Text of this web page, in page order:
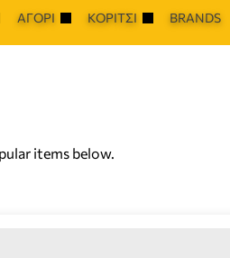
ΑΓΌΡΙ ΚΟΡΊΤΣΙ BRANDS
items below.